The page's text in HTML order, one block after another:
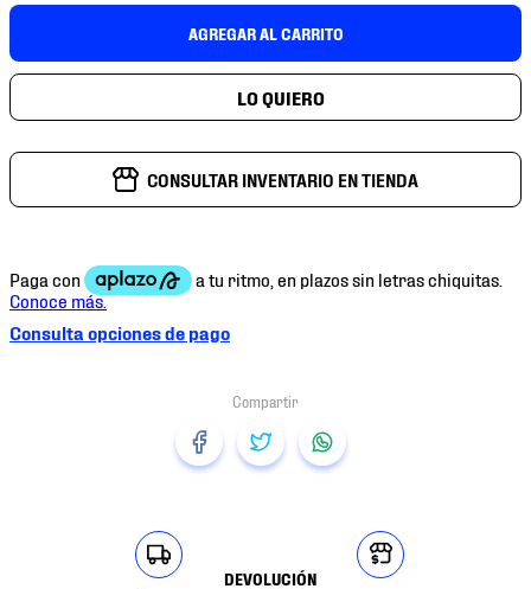
AGREGAR AL CARRITO
CONSULTAR INVENTARIO EN TIENDA
Consulta opciones de pago
DEVOLUCIÓN
7.
chivas